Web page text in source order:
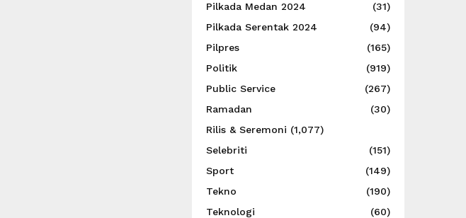
Pilkada Medan 2024
(31)
Pilkada Serentak 2024
(94)
Pilpres
(165)
Politik
(919)
Public Service
(267)
Ramadan
(30)
Rilis & Seremoni (1,077)
Selebriti
(151)
Sport
(149)
Tekno
(190)
Teknologi
(60)